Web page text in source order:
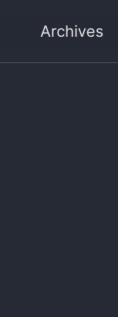
Archives